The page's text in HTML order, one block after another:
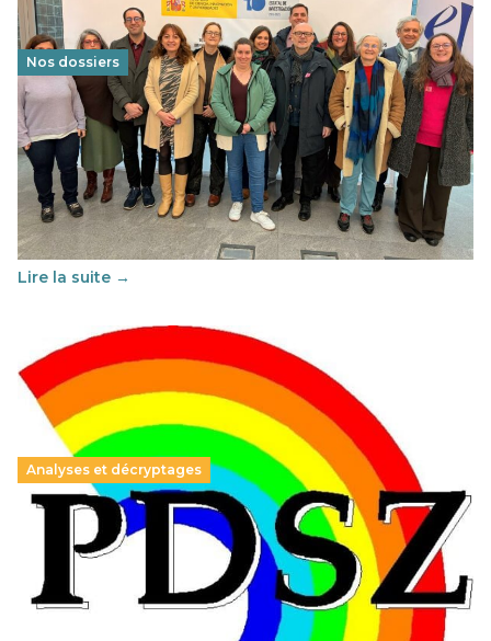
Nos dossiers
Éducation au vivre-ensemble : un échange croisé
franco-espagnol pour changer d’approche
29 juin 2026-National
Cette année, l'UNSA Éducation a mené un projet Erasmus
soutenu par l'union Européenne et centré sur l'éducation
au vivre-ensemble : quelles différences entre la France…
Lire la suite →
Analyses et décryptages
Hongrie : du changement pour les politiques
éducatives, aussi !
25 juin 2026
En Hongrie, le conservateur Peter Magyar et son parti
Tisza "Respect et liberté" ont remporté une large victoire,